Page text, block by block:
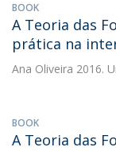
BOOK
A Teoria das
prática na
Ana Oliveira 2016.
BOOK
A Teoria das